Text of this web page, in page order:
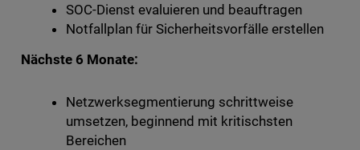
SOC-Dienst evaluieren und beauftragen
Notfallplan für Sicherheitsvorfälle erstellen
Nächste 6 Monate:
Netzwerksegmentierung schrittweise
umsetzen, beginnend mit kritischsten
Bereichen